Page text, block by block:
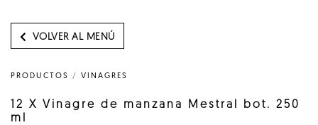
VOLVER AL MENÚ
PRODUCTOS / VINAGRES
12 X Vinagre de manzana Mestral bot. 250
ml
NUESTRO ACEITE
SELECCIONAR IDIOMA : ES